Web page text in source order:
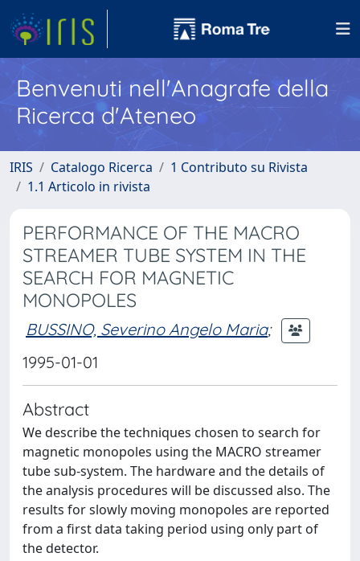
Benvenuti nell'Anagrafe della
Ricerca d'Ateneo
IRIS Catalogo Ricerca
1 Contributo su Rivista
1.1 Articolo in rivista
PERFORMANCE OF THE MACRO
STREAMER TUBE SYSTEM IN THE
SEARCH FOR MAGNETIC
MONOPOLES
BUSSINO, Severino Angelo Maria;
1995-01-01
Abstract
We describe the techniques chosen to search for
magnetic monopoles using the MACRO streamer
tube sub-system. The hardware and the details of
the analysis procedures will be discussed also. The
results for slowly moving monopoles are reported
from a first data taking period using only part of
the detector.